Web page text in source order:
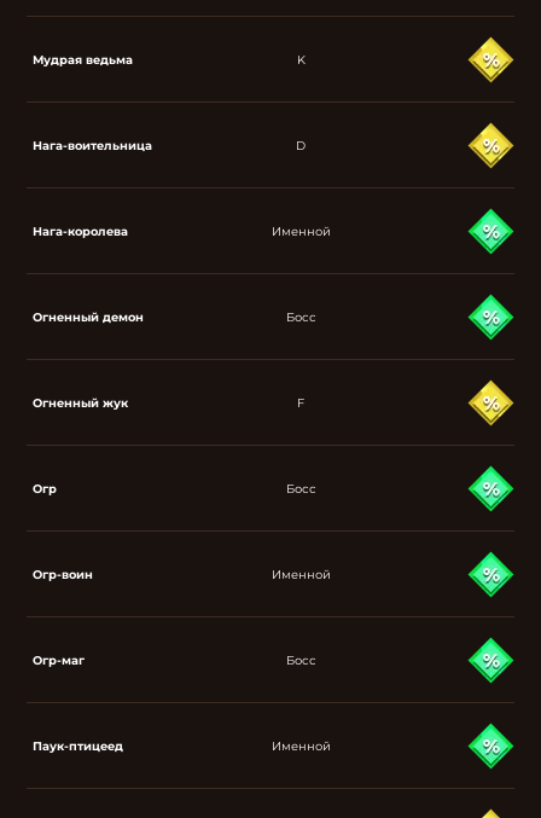
Мудрая ведьма K
Нага-воительница D
Нага-королева Именной
Огненный демон Босс
Огненный жук F
Огр Босс
Огр-воин Именной
Огр-маг Босс
Паук-птицеед Именной